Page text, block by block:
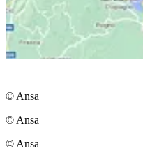
© Ansa
© Ansa
© Ansa